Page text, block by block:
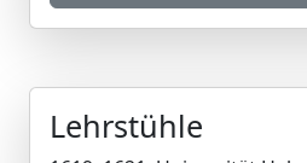
Lehrstühle